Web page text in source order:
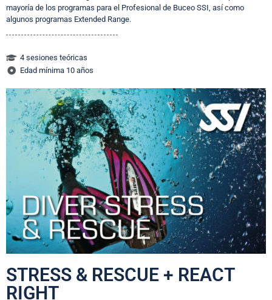
mayoría de los programas para el Profesional de Buceo SSI, así como
algunos programas Extended Range.
4 sesiones teóricas
Edad mínima 10 años
STRESS & RESCUE + REACT
RIGHT